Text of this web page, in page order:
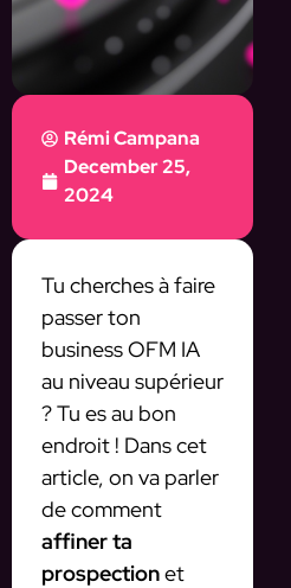
Rémi Campana
December 25,
2024
Tu cherches à faire
passer ton
business OFM IA
au niveau supérieur
? Tu es au bon
endroit ! Dans cet
article, on va parler
de comment
affiner ta
prospectionet